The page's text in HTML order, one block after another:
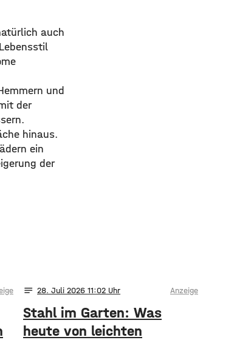
auch
und
der
hinaus.
ein
der
notes 28. Juli 2026 11:02 Anzeige
Stahl im Garten: Was
heute von leichten